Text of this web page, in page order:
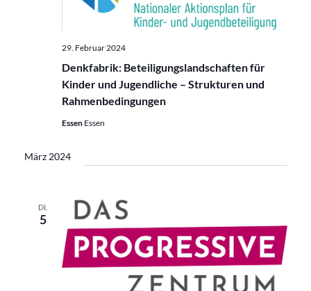
Denkfabrik: Beteiligungslandschaften für
Kinder und Jugendliche – Strukturen und
Rahmenbedingungen
29. Februar 2024
Essen Essen
März 2024
DI.
5